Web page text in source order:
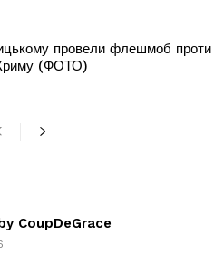
провели флешмоб проти
(ФОТО)
CoupDeGrace